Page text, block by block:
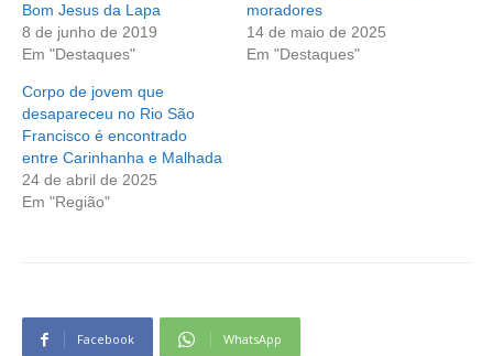
Bom Jesus da Lapa
8 de junho de 2019
Em "Destaques"
moradores
14 de maio de 2025
Em "Destaques"
Corpo de jovem que
desapareceu no Rio São
Francisco é encontrado
entre Carinhanha e Malhada
24 de abril de 2025
Em "Região"
Facebook WhatsApp